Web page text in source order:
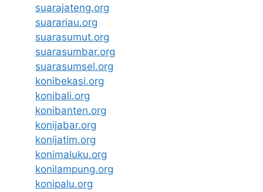
suarajateng.org
suarariau.org
suarasumut.org
suarasumbar.org
suarasumsel.org
konibekasi.org
konibali.org
konibanten.org
konijabar.org
konijatim.org
konimaluku.org
konilampung.org
konipalu.org